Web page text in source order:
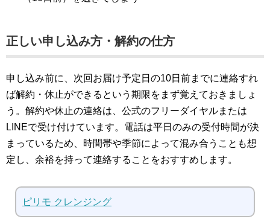
正しい申し込み方・解約の仕方
申し込み前に、次回お届け予定日の10日前までに連絡すれ
ば解約・休止ができるという期限をまず覚えておきましょ
う。解約や休止の連絡は、公式のフリーダイヤルまたは
LINEで受け付けています。電話は平日のみの受付時間が決
まっているため、時間帯や季節によって混み合うことも想
定し、余裕を持って連絡することをおすすめします。
ピリモ クレンジング